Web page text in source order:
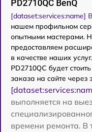
PD2710QC BenQ
[dataset:services:name]
нашем профильном
опытными мастерами.
предоставляем
в качестве наших
PD2710QC будет
заказа на сайте через
выполняется на
времени ремонта. В